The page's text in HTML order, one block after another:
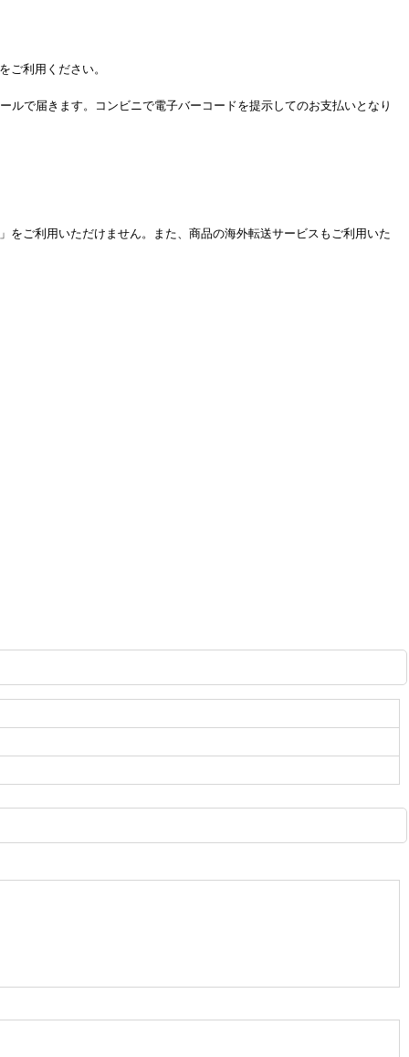
ご利用ください。
で届きます。コンビニで電子バーコードを提示してのお支払いとなり
ご利用いただけません。また、商品の海外転送サービスもご利用いた